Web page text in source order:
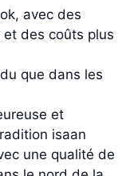
avec des
et des coûts plus
que dans les
et
isaan
une qualité de